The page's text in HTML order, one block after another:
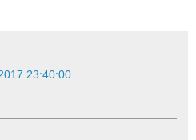
23:40:00